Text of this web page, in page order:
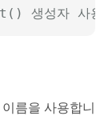
생성자 사용
름을 사용합니